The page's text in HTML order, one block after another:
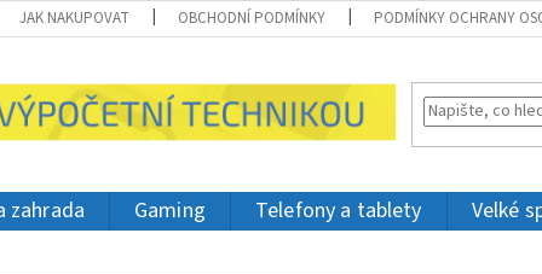
JAK NAKUPOVAT OBCHODNÍ PODMÍNKY PODMÍNKY OCHRANY
zahrada Gaming Telefony a tablety Velké